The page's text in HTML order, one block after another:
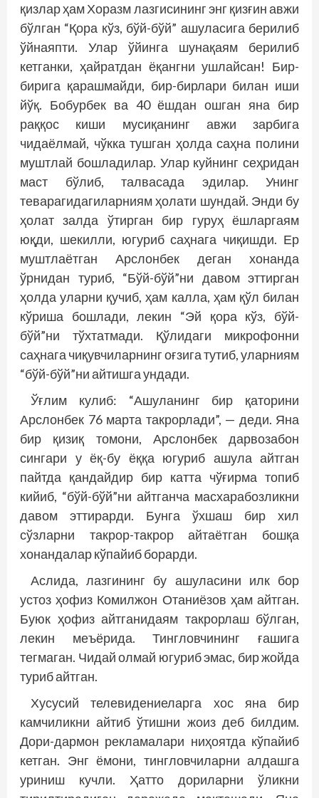
қизлар ҳам Хоразм лазгисининг энг қизғин авжи
бўлган “Қора кўз, бўй-бўй” ашуласига берилиб
ўйнаяпти. Улар ўйинга шунақаям берилиб
кетганки, ҳайратдан ёқангни ушлайсан! Бир-
бирига қарашмайди, бир-бирлари билан иши
йўқ. Бобурбек ва 40 ёшдан ошган яна бир
раққос киши мусиқанинг авжи зарбига
чидаёлмай, чўкка тушган ҳолда саҳна полини
муштлай бошладилар. Улар куйнинг сеҳридан
маст бўлиб, талвасада эдилар. Унинг
теварагидагиларниям ҳолати шундай. Энди бу
ҳолат залда ўтирган бир гуруҳ ёшларгаям
юқди, шекилли, югуриб саҳнага чиқишди. Ер
муштлаётган Арслонбек деган хонанда
ўрнидан туриб, “Бўй-бўй”ни давом эттирган
ҳолда уларни қучиб, ҳам калла, ҳам қўл билан
кўриша бошлади, лекин “Эй қора кўз, бўй-
бўй”ни тўхтатмади. Қўлидаги микрофонни
саҳнага чиқувчиларнинг оғзига тутиб, уларниям
“бўй-бўй”ни айтишга ундади.
Ўғлим кулиб: “Ашуланинг бир қаторини
Арслонбек 76 марта такрорлади”, — деди. Яна
бир қизиқ томони, Арслонбек дарвозабон
сингари у ёқ-бу ёққа югуриб ашула айтган
пайтда қандайдир бир катта чўғирма топиб
кийиб, “бўй-бўй”ни айтганча масхарабозликни
давом эттирарди. Бунга ўхшаш бир хил
сўзларни такрор-такрор айтаётган бошқа
хонандалар кўпайиб борарди.
Аслида, лазгининг бу ашуласини илк бор
устоз ҳофиз Комилжон Отаниёзов ҳам айтган.
Буюк ҳофиз айтганидаям такрорлаш бўлган,
лекин меъёрида. Тингловчининг ғашига
тегмаган. Чидай олмай югуриб эмас, бир жойда
туриб айтган.
Хусусий телевидениеларга хос яна бир
камчиликни айтиб ўтишни жоиз деб билдим.
Дори-дармон рекламалари ниҳоятда кўпайиб
кетган. Энг ёмони, тингловчиларни алдашга
уриниш кучли. Ҳатто дориларни ўликни